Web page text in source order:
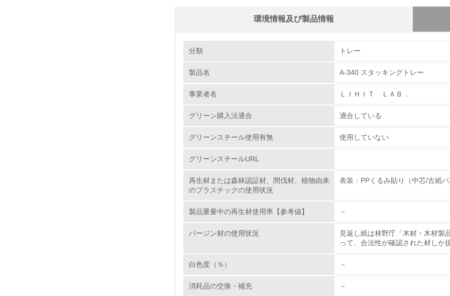
環境情報及び製品情報
1.環境取り組み体制
No. チェック項目
3. 環境問題に関する従業員教育を行っている
4. 自社に関係する主要な環境法規制を把握し、順守している
レベル2
5.
6. 従業員が環境方針に基づいて自分の業務の中で行うべき環境対
大気汚染物質に関する取り組み
分類 トレー
製品名 A-340 スタッキングトレー
事業者名 ＬＩＨＩＴ ＬＡＢ．
グリーン購入法適合 適合している
グリーンスチール使用有無 使用していない
グリーンスチールURL
再生材または森林認証材、間伐材、植物由来
のプラスチックの使用状況
表装：PPくるみ貼り（中芯/古紙パ
製品重量中の再生材使用率【参考値】 －
バージン材の使用状況
見返し紙は林野庁「木材・木材製
って、合法性が確認された材しか
白色度（％） －
消耗品の交換・補充 －